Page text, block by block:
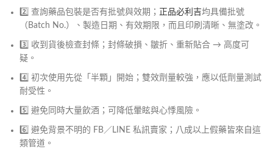
2️⃣ 查詢藥品包裝是否有批號與效期； 正品必利吉均具備批號
（Batch No.）、製造日期、有效期限，而且印刷清晰、無塗改。
3️⃣ 收到貨後檢查封條；封條破損、皺折、重新貼合 → 高度可
疑。
4️⃣ 初次使用先從「半顆」開始；雙效劑量較強，應以低劑量測試
耐受性。
5️⃣ 避免同時大量飲酒；可降低暈眩與心悸風險。
6️⃣ 避免背景不明的 FB／LINE 私訊賣家；八成以上假藥皆來自這
類管道。